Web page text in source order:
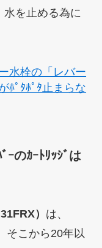
を止める為に
水栓の「レバー
ﾎﾟﾀﾎﾟﾀ止まらな
のｶｰﾄﾘｯｼﾞは
） は、
そこから20年以